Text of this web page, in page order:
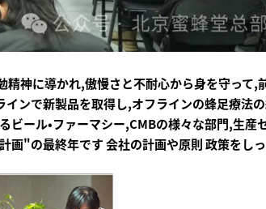
神に導かれ,傲慢さと不耐心から身を守って,
ンで新製品を取得し,オフラインの蜂足療法
ビール・ファーマシー,CMBの様々な部門,生産
"の最終年です 会社の計画や原則 政策をし